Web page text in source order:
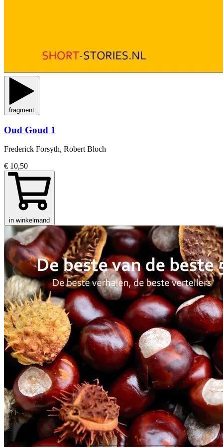
fragment
Oud Goud 1
Frederick Forsyth, Robert Bloch
€ 10,50
in winkelmand